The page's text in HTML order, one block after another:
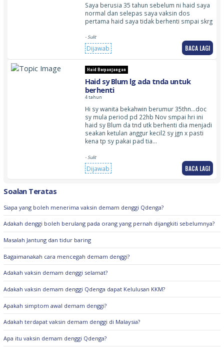
Saya berusia 35 tahun sebelum ni haid saya
normal dan selepas saya vaksin dos
pertama haid saya tidak berhenti smpai skrg
- Sulit
Dijawab BACA LAGI
Haid Berpanjangan
Haid sy Blum lg ada tnda untuk
berhenti
4 tahun
Hi sy wanita bekahwin berumur 35thn…doc
sy mula period pd 22hb Nov smpai hri ini
haid sy Blum da tnd utk berhenti dia menjadi
seakan ketulan anggur kecil2 sy jgn x pasti
kena tp sy pakai pad tia…
- Sulit
Dijawab BACA LAGI
Soalan Teratas
Siapa yang boleh menerima vaksin demam denggi Qdenga?
Adakah denggi boleh berulang pada orang yang pernah dijangkiti sebelumnya?
Masalah Jantung dan tidur baring
Bagaimanakah cara mencegah demam denggi?
Adakah vaksin demam denggi selamat?
Adakah vaksin demam denggi Qdenga dapat Kelulusan KKM?
Apakah simptom awal demam denggi?
Adakah terdapat vaksin demam denggi di Malaysia?
Apa itu vaksin demam denggi Qdenga?